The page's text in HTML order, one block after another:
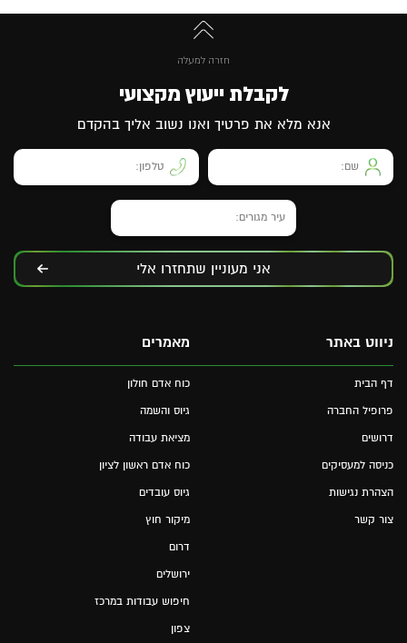
לקבלת ייעוץ מקצועי
אנא מלא את פרטיך ואנו נשוב אליך בהקדם
אני מעוניין שתחזרו אלי
ניווט באתר
דף הבית
פרופיל החברה
דרושים
כניסה למעסיקים
הצהרת נגישות
צור קשר
מאמרים
כוח אדם חולון
גיוס והשמה
מציאת עבודה
כוח אדם ראשון לציון
גיוס עובדים
מיקור חוץ
דרום
ירושלים
חיפוש עבודות במרכז
צפון